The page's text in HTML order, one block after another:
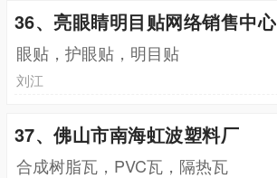
36、亮眼睛明目贴网络销售中心
眼贴，护眼贴，明目贴
刘江
37、佛山市南海虹波塑料厂
合成树脂瓦，PVC瓦，隔热瓦